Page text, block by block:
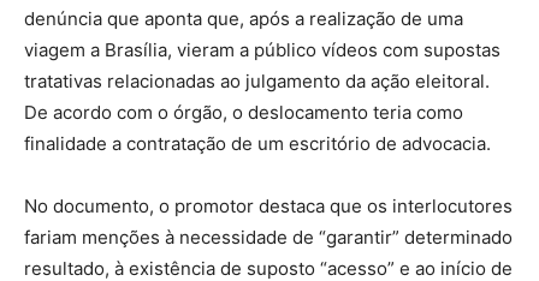
denúncia que aponta que, após a realização de uma
viagem a Brasília, vieram a público vídeos com supostas
tratativas relacionadas ao julgamento da ação eleitoral.
De acordo com o órgão, o deslocamento teria como
finalidade a contratação de um escritório de advocacia.
No documento, o promotor destaca que os interlocutores
fariam menções à necessidade de “garantir” determinado
resultado, à existência de suposto “acesso” e ao início de